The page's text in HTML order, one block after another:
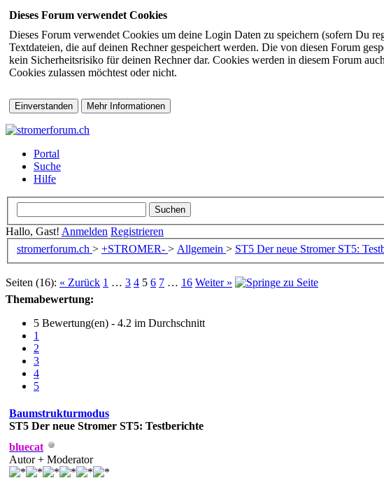
Dieses Forum verwendet Cookies
Dieses Forum verwendet Cookies um deine Login Daten zu speichern (sofern Du
Textdateien, die auf deinen Rechner gespeichert werden. Die von diesen Forum
kein Sicherheitsrisiko für deinen Rechner dar. Cookies werden in diesem Forum
Cookies zulassen möchtest oder nicht.
Portal
Suche
Hilfe
Hallo, Gast! Anmelden Registrieren
stromerforum.ch > +STROMER- > Allgemein > ST5 Der neue Stromer ST5:
Seiten (16): « Zurück 1 … 3 4 5 6 7 … 16 Weiter »
Themabewertung:
5 Bewertung(en) - 4.2 im Durchschnitt
1
2
3
4
5
Baumstrukturmodus
ST5 Der neue Stromer ST5: Testberichte
bluecat
Autor + Moderator